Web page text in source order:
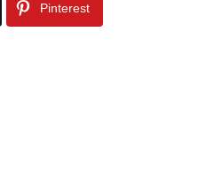
Pinterest